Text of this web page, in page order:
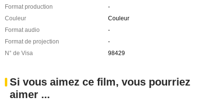
Format production
-
Couleur
Couleur
Format audio
-
Format de projection
-
N° de Visa
98429
Si vous aimez ce film, vous pourriez
aimer ...